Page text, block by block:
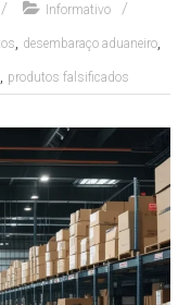
Informativo
, desembaraço aduaneiro,
, produtos falsificados